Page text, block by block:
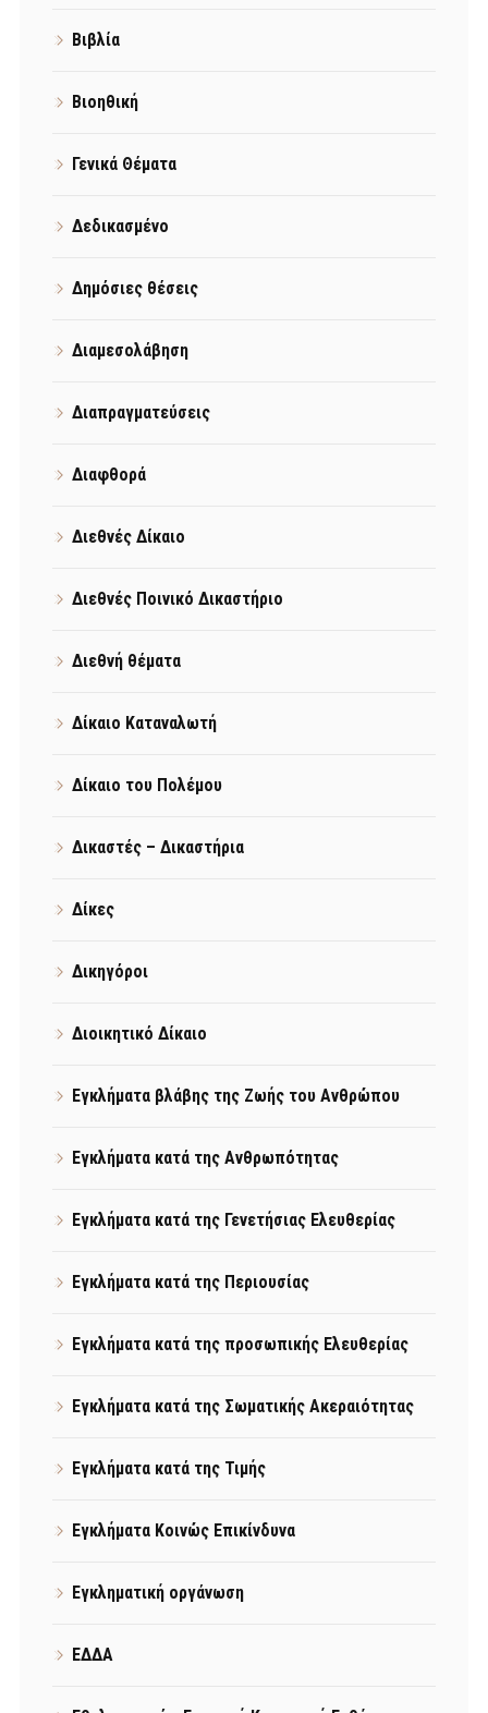
Βιβλία
Βιοηθική
Γενικά Θέματα
Δεδικασμένο
Δημόσιες θέσεις
Διαμεσολάβηση
Διαπραγματεύσεις
Διαφθορά
Διεθνές Δίκαιο
Διεθνές Ποινικό Δικαστήριο
Διεθνή θέματα
Δίκαιο Καταναλωτή
Δίκαιο του Πολέμου
Δικαστές – Δικαστήρια
Δίκες
Δικηγόροι
Διοικητικό Δίκαιο
Εγκλήματα βλάβης της Ζωής του Ανθρώπου
Εγκλήματα κατά της Ανθρωπότητας
Εγκλήματα κατά της Γενετήσιας Ελευθερίας
Εγκλήματα κατά της Περιουσίας
Εγκλήματα κατά της προσωπικής Ελευθερίας
Εγκλήματα κατά της Σωματικής Ακεραιότητας
Εγκλήματα κατά της Τιμής
Εγκλήματα Κοινώς Επικίνδυνα
Εγκληματική οργάνωση
ΕΔΔΑ